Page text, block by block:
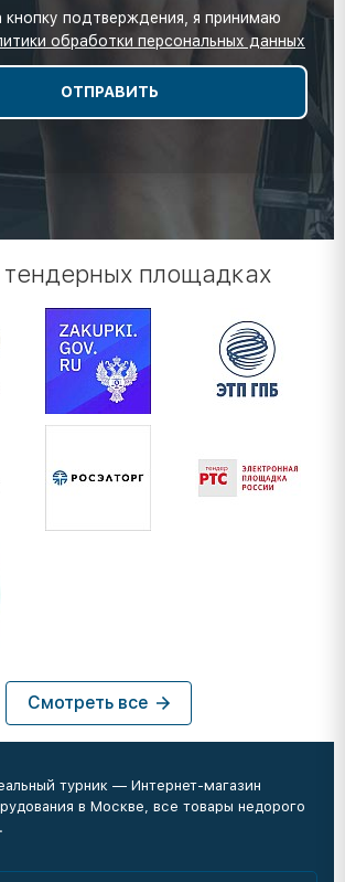
кнопку подтверждения, я принимаю
обработки персональных данных
площадках
Смотреть все
турник — Интернет-магазин
в Москве, все товары недорого